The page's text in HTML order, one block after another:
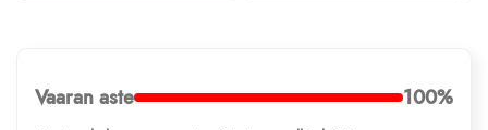
Vaaran aste 100%